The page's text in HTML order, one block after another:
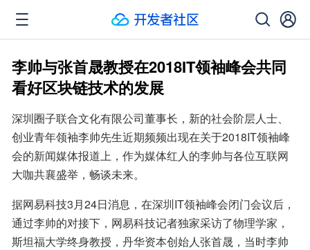
李帅与张首晟教授在2018IT领袖峰会共同
看好区块链技术的发展
深圳圈子联合文化有限公司董事长，新的社会阶层人士、
创业青年领袖李帅先生近期频频出现在关于2018IT领袖峰
会的新闻媒体报道上，作为媒体红人的李帅与各位互联网
大咖共襄盛举，畅谈未来。
据网易科技3月24日消息，在深圳IT领袖峰会闭门会议后，
通过李帅的对接下，网易科技记者独家采访了物理学家，
斯坦福大学终身教授，丹华资本创始人张首晟，当时李帅